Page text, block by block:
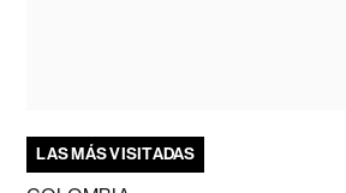
LAS MÁS VISITADAS